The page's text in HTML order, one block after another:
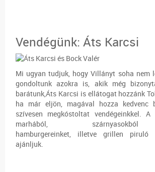
Vendégünk: Áts Karcsi
Mi ugyan tudjuk, hogy Villányt soha nem
gondoltunk azokra is, akik még
barátunk,Áts Karcsi is ellátogat hozzánk
ha már eljön, magával hozza kedvenc
szívesen megkóstoltat vendégeinkkel.
marhából,
hamburgereinket, illetve grillen piruló
ajánljuk.